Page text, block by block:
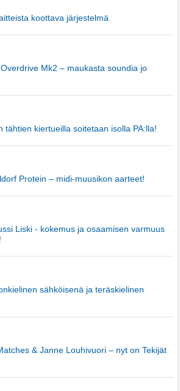
koottava järjestelmä
Mk2 – maukasta soundia jo
tähtien kiertueilla soitetaan isolla PA:lla!
Protein – midi-muusikon aarteet!
Liski - kokemus ja osaamisen varmuus
sähköisenä ja teräskielinen
& Janne Louhivuori – nyt on Tekijät